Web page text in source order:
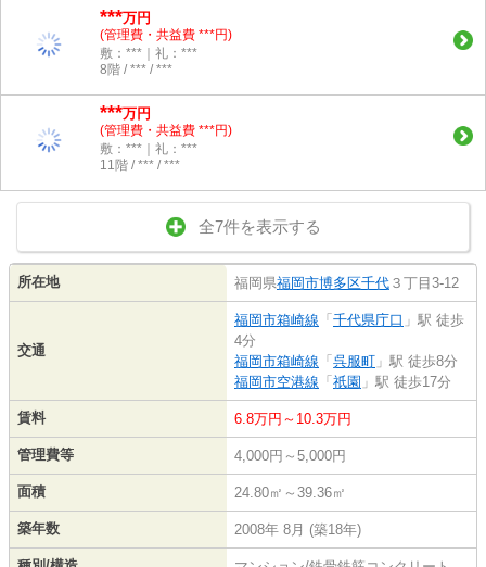
***万円
(管理費・共益費 ***円)
敷：***｜礼：***
8階 / *** / ***
***万円
(管理費・共益費 ***円)
敷：***｜礼：***
11階 / *** / ***
全7件を表示する
所在地 福岡県福岡市博多区千代 ３丁目3-12
交通
福岡市箱崎線 「 千代県庁口 」駅 徒歩
4分
福岡市箱崎線 「 呉服町 」駅 徒歩8分
福岡市空港線 「 祇園 」駅 徒歩17分
賃料 6.8万円～10.3万円
管理費等 4,000円～5,000円
面積 24.80㎡～39.36㎡
築年数 2008年 8月 (築18年)